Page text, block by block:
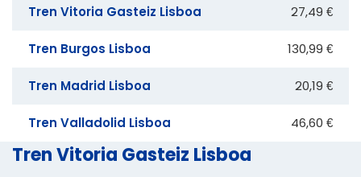
Tren Vitoria Gasteiz Lisboa 27,49 €
Tren Burgos Lisboa 130,99 €
Tren Madrid Lisboa 20,19 €
Tren Valladolid Lisboa 46,60 €
Tren Vitoria Gasteiz Lisboa